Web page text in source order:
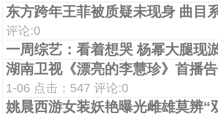
东方跨年王菲被质疑未现身 曲目
评论:0
一周综艺：看着想哭 杨幂大腿现
湖南卫视《漂亮的李慧珍》首播
1-06 点击：547 评论:0
姚晨西游女装妖艳曝光雌雄莫辨“